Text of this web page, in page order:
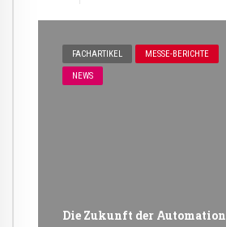
FACHARTIKEL MESSE-BERICHTE
NEWS
Die Zukunft der Automation